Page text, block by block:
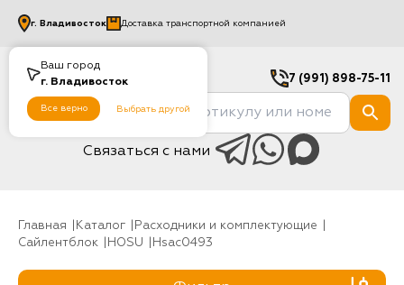
Ваш город
г. Владивосток
Все верно Выбрать другой
г. Владивосток Доставка транспортной компанией
7 (991) 898-75-11
Связаться с нами
Главная Каталог
Расходники и комплектующие
Сайлентблок
HOSU hsac0493